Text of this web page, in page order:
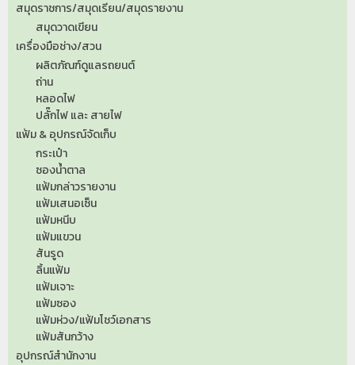
สมุดราชการ/สมุดเรียน/สมุดรายงาน
สมุดวาดเขียน
เครื่องมือช่าง/สวน
ผลิตภัณฑ์ดูแลรถยนต์
ถ่าน
หลอดไฟ
ปลั๊กไฟ และ สายไฟ
แฟ้ม & อุปกรณ์จัดเก็บ
กระเป๋า
ซองน้ำตาล
แฟ้มกล่าวรายงาน
แฟ้มเสนอเซ็น
แฟ้มหนีบ
แฟ้มแขวน
สันรูด
ลิ้นแฟ้ม
แฟ้มเจาะ
แฟ้มซอง
แฟ้มห่วง/แฟ้มโชว์เอกสาร
แฟ้มสันกว้าง
อุปกรณ์สำนักงาน